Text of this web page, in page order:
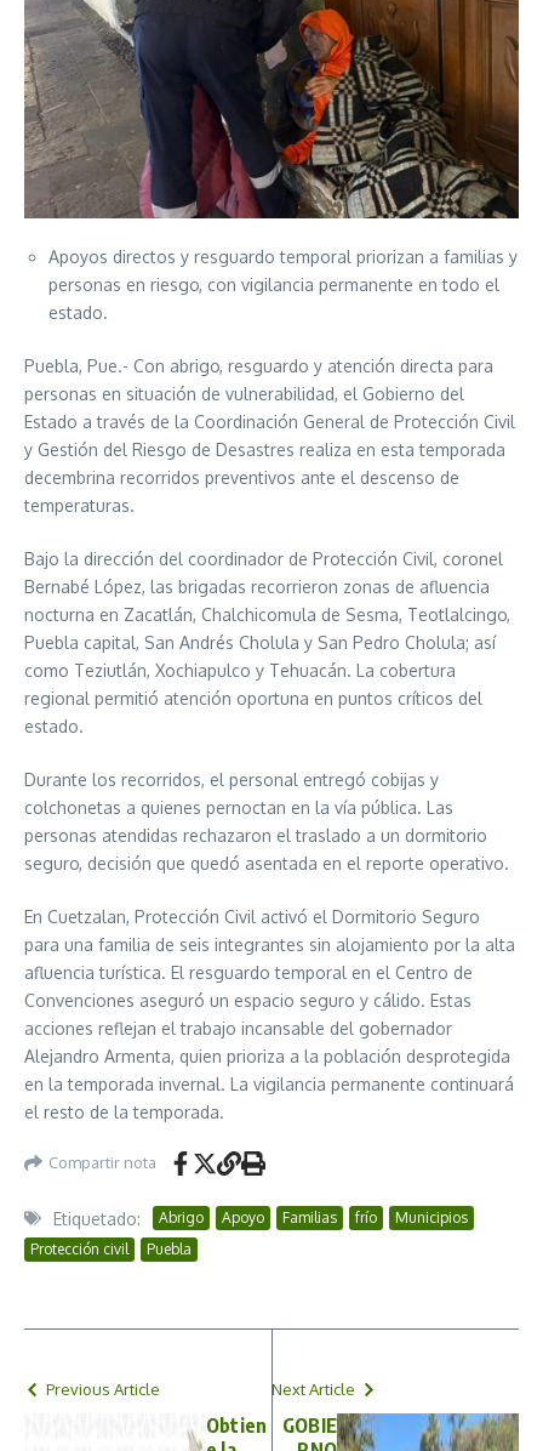
Apoyos directos y resguardo temporal priorizan a familias y
personas en riesgo, con vigilancia permanente en todo el
estado.
Puebla, Pue.- Con abrigo, resguardo y atención directa para
personas en situación de vulnerabilidad, el Gobierno del
Estado a través de la Coordinación General de Protección Civil
y Gestión del Riesgo de Desastres realiza en esta temporada
decembrina recorridos preventivos ante el descenso de
temperaturas.
Bajo la dirección del coordinador de Protección Civil, coronel
Bernabé López, las brigadas recorrieron zonas de afluencia
nocturna en Zacatlán, Chalchicomula de Sesma, Teotlalcingo,
Puebla capital, San Andrés Cholula y San Pedro Cholula; así
como Teziutlán, Xochiapulco y Tehuacán. La cobertura
regional permitió atención oportuna en puntos críticos del
estado.
Durante los recorridos, el personal entregó cobijas y
colchonetas a quienes pernoctan en la vía pública. Las
personas atendidas rechazaron el traslado a un dormitorio
seguro, decisión que quedó asentada en el reporte operativo.
En Cuetzalan, Protección Civil activó el Dormitorio Seguro
para una familia de seis integrantes sin alojamiento por la alta
afluencia turística. El resguardo temporal en el Centro de
Convenciones aseguró un espacio seguro y cálido. Estas
acciones reflejan el trabajo incansable del gobernador
Alejandro Armenta, quien prioriza a la población desprotegida
en la temporada invernal. La vigilancia permanente continuará
el resto de la temporada.
Compartir nota
Etiquetado: Abrigo Apoyo Familias frío
Municipios
Protección civil
Puebla
Previous Article
Obtien
Next Article
GOBIE